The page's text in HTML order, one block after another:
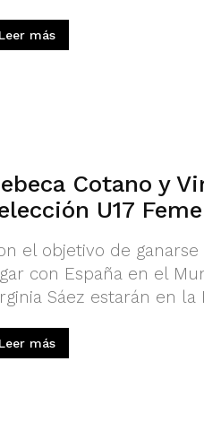
Leer más
Cotano y
U17
el objetivo de
con España en el
Sáez estarán en
Leer más